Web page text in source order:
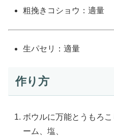
粗挽きコショウ：適量
生パセリ：適量
作り方
ボウルに万能とうもろ
ーム、塩、